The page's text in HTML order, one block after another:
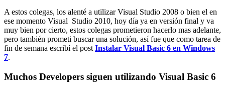
A estos colegas, los alenté a utilizar Visual Studio 2008 o bien el en
ese momento Visual Studio 2010, hoy día ya en versión final y va
muy bien por cierto, estos colegas prometieron hacerlo mas adelante,
pero también prometi buscar una solución, así fue que como tarea de
fin de semana escribí el post Instalar Visual Basic 6 en Windows
7.
Muchos Developers siguen utilizando Visual Basic 6